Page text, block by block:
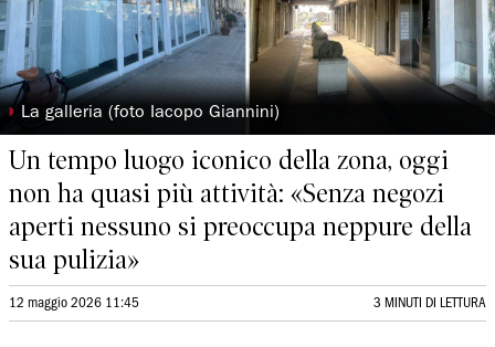
◗ La galleria (foto Iacopo Giannini)
Un tempo luogo iconico della zona, oggi
non ha quasi più attività: «Senza negozi
aperti nessuno si preoccupa neppure della
sua pulizia»
12 maggio 2026 11:45 3 MINUTI DI LETTURA